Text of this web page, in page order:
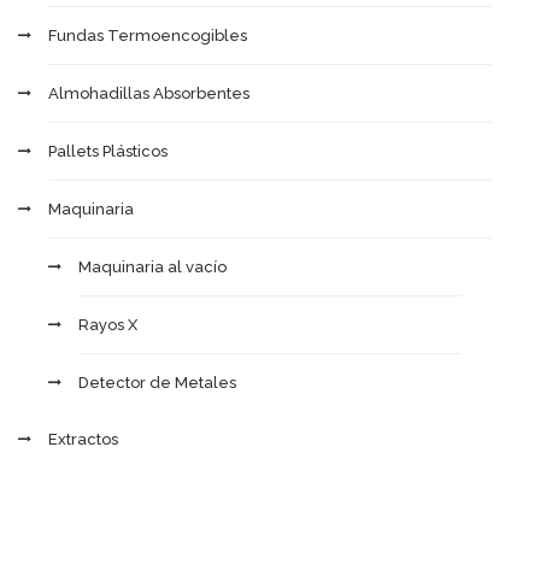
Fundas Termoencogibles
Almohadillas Absorbentes
Pallets Plásticos
Maquinaria
Maquinaria al vacío
Rayos X
Detector de Metales
Extractos